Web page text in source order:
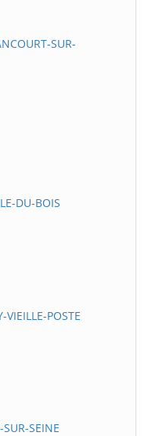
SUR-
DU-BOIS
POSTE
SEINE